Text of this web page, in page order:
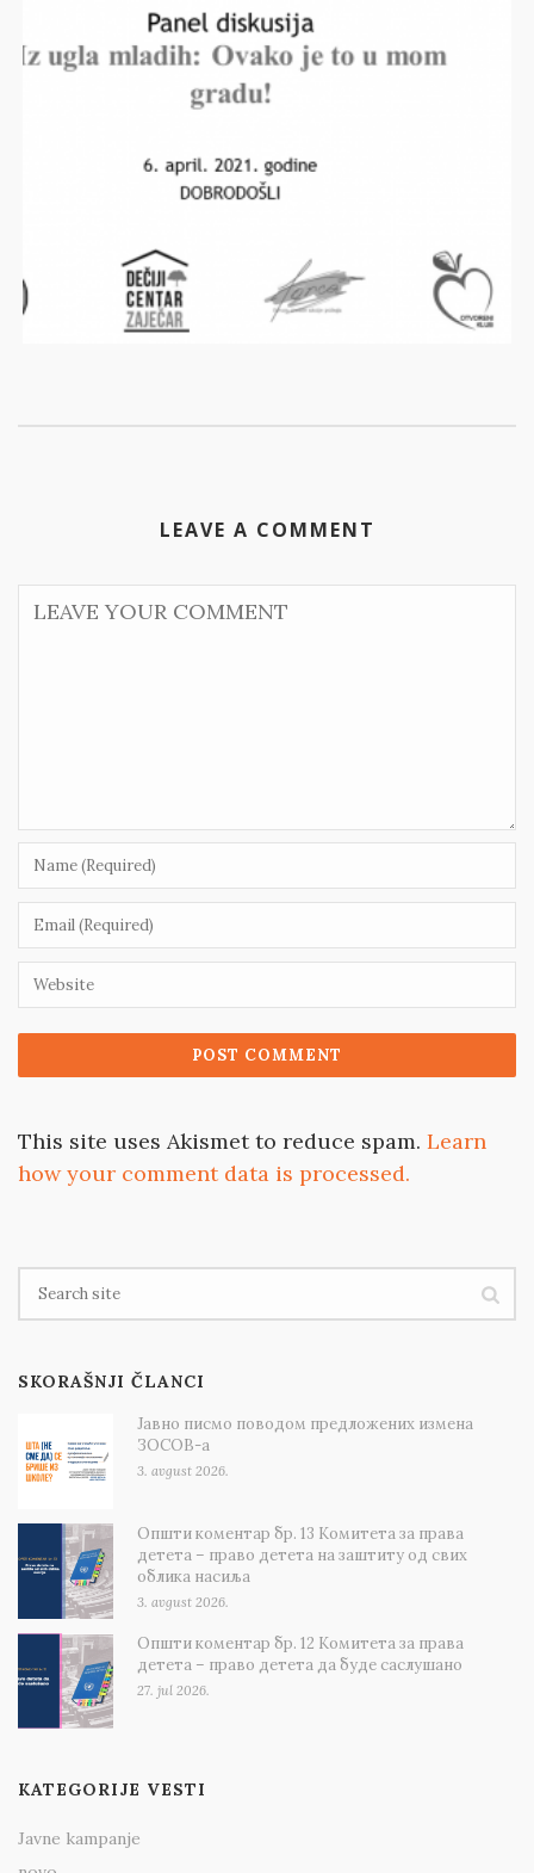
LEAVE A COMMENT
This site uses Akismet to reduce spam. Learn
how your comment data is processed.
SKORAŠNJI ČLANCI
Јавно писмо поводом предложених измена
ЗОСОВ-а
3. avgust 2026.
Општи коментар бр. 13 Комитета за права
детета – право детета на заштиту од свих
облика насиља
3. avgust 2026.
Општи коментар бр. 12 Комитета за права
детета – право детета да буде саслушано
27. jul 2026.
KATEGORIJE VESTI
Javne kampanje